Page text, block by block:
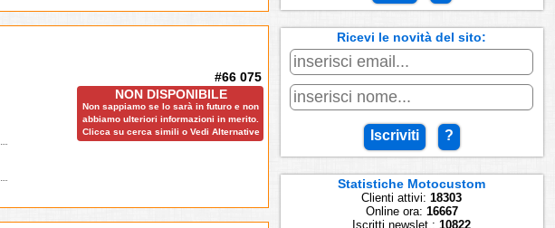
#66 075
NON DISPONIBILE
Non sappiamo se lo sarà in futuro e non
abbiamo ulteriori informazioni in merito.
Clicca su cerca simili o Vedi Alternative
Ricevi le novità del sito:
Iscriviti ?
Statistiche Motocustom
Clienti attivi:18303
Online ora: 16667
Iscritti newslet.:10822